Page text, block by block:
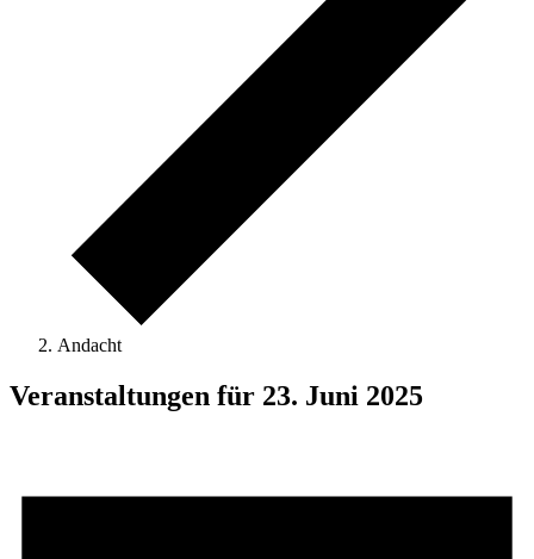
Andacht
Veranstaltungen für 23. Juni 2025